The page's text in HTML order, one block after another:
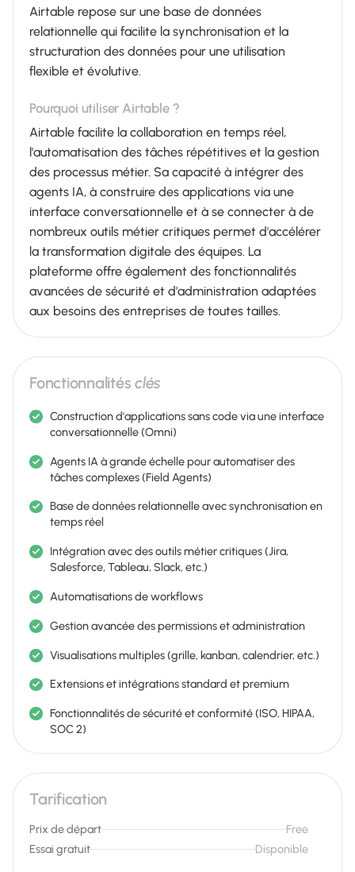
Airtable repose sur une base de données
relationnelle qui facilite la synchronisation et la
structuration des données pour une utilisation
flexible et évolutive.
Pourquoi utiliser Airtable ?
Airtable facilite la collaboration en temps réel,
l'automatisation des tâches répétitives et la gestion
des processus métier. Sa capacité à intégrer des
agents IA, à construire des applications via une
interface conversationnelle et à se connecter à de
nombreux outils métier critiques permet d'accélérer
la transformation digitale des équipes. La
plateforme offre également des fonctionnalités
avancées de sécurité et d'administration adaptées
aux besoins des entreprises de toutes tailles.
Fonctionnalitésclés
Construction d'applications sans code via une interface
conversationnelle (Omni)
Agents IA à grande échelle pour automatiser des
tâches complexes (Field Agents)
Base de données relationnelle avec synchronisation en
temps réel
Intégration avec des outils métier critiques (Jira,
Salesforce, Tableau, Slack, etc.)
Automatisations de workflows
Gestion avancée des permissions et administration
Visualisations multiples (grille, kanban, calendrier, etc.)
Extensions et intégrations standard et premium
Fonctionnalités de sécurité et conformité (ISO, HIPAA,
SOC 2)
Tarification
Prix de départ
Free
Essai gratuit
Disponible